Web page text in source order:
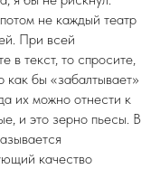
не каждый театр
При всей
в текст, то спросите,
как бы «забалтывает»
их можно отнести к
и это зерно пьесы. В
качество